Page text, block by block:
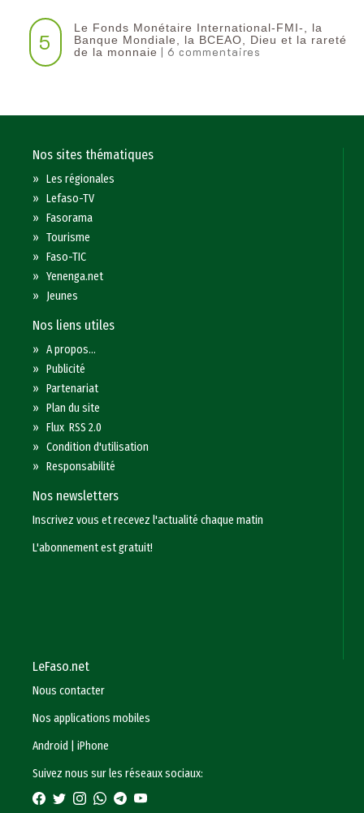
5
Le Fonds Monétaire International-FMI-, la
Banque Mondiale, la BCEAO, Dieu et la rareté
de la monnaie | 6 commentaires
Nos sites thématiques
»Les régionales
»Lefaso-TV
»Fasorama
»Tourisme
»Faso-TIC
»Yenenga.net
» Jeunes
Nos liens utiles
»A propos...
»Publicité
»Partenariat
»Plan du site
»Flux RSS 2.0
»Condition d'utilisation
»Responsabilité
Nos newsletters
Inscrivez vous et recevez l'actualité chaque matin
L'abonnement est gratuit!
LeFaso.net
Nous contacter
Nos applications mobiles
Android
|iPhone
Suivez nous sur les réseaux sociaux: